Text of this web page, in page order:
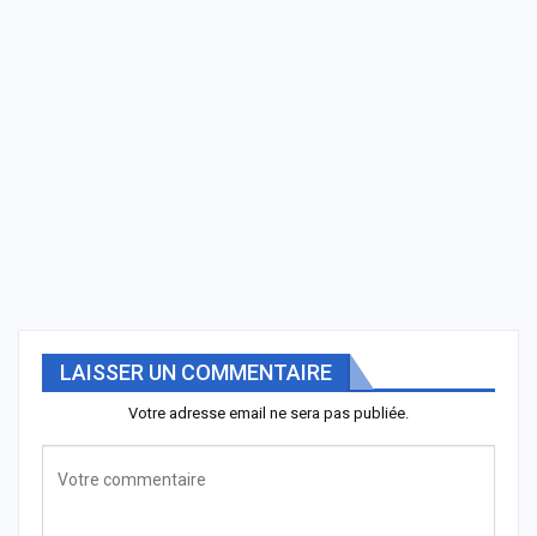
LAISSER UN COMMENTAIRE
Votre adresse email ne sera pas publiée.